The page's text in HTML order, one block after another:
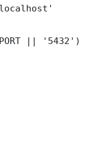
|| '5432')